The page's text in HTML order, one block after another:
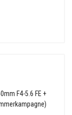
F4-5.6 FE +